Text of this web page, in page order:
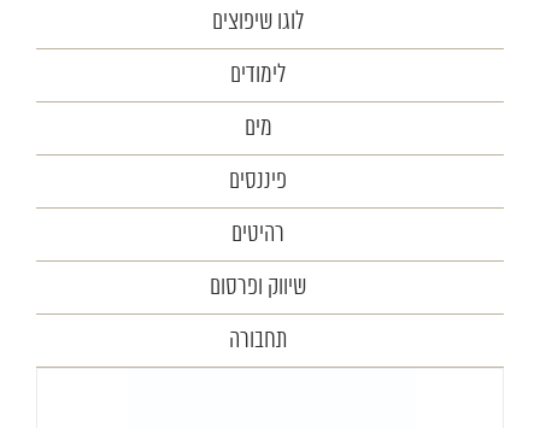
לוגו שיפוצים
לימודים
מים
פיננסים
רהיטים
שיווק ופרסום
תחבורה